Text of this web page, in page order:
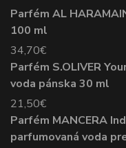
Parfém AL
100 ml
34,70€
Parfém S.OLIVER
voda pánska 30 ml
21,50€
Parfém MANCERA
parfumovaná voda